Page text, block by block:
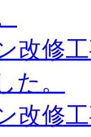
改修
た。
改修